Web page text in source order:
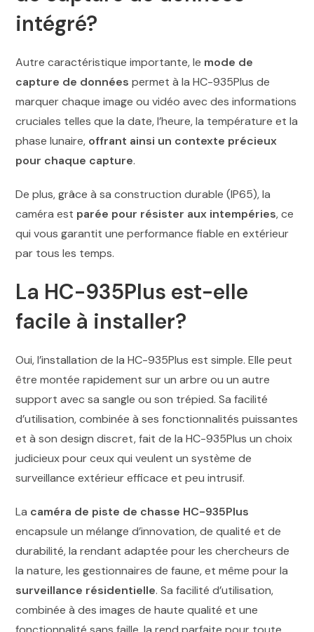
intégré?
Autre caractéristique importante, le mode de
capture de données permet à la HC-935Plus de
marquer chaque image ou vidéo avec des informations
cruciales telles que la date, l’heure, la température et la
phase lunaire, offrant ainsi un contexte précieux
pour chaque capture.
De plus, grâce à sa construction durable (IP65), la
caméra est parée pour résister aux intempéries, ce
qui vous garantit une performance fiable en extérieur
par tous les temps.
La HC-935Plus est-elle
facile à installer?
Oui, l’installation de la HC-935Plus est simple. Elle peut
être montée rapidement sur un arbre ou un autre
support avec sa sangle ou son trépied. Sa facilité
d’utilisation, combinée à ses fonctionnalités puissantes
et à son design discret, fait de la HC-935Plus un choix
judicieux pour ceux qui veulent un système de
surveillance extérieur efficace et peu intrusif.
La caméra de piste de chasse HC-935Plus
encapsule un mélange d’innovation, de qualité et de
durabilité, la rendant adaptée pour les chercheurs de
la nature, les gestionnaires de faune, et même pour la
surveillance résidentielle. Sa facilité d’utilisation,
combinée à des images de haute qualité et une